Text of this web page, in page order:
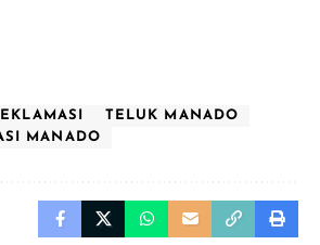
TELUK MANADO
MANADO